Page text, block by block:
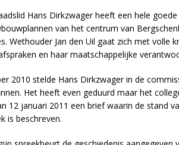
Hans Dirkzwager heeft een hele
van het centrum van
Wethouder Jan den Uil gaat zich met volle
en haar maatschappelijke
2010 stelde Hans Dirkzwager in de
Het heeft even geduurd maar het
12 januari 2011 een brief waarin de stand
is beschreven.